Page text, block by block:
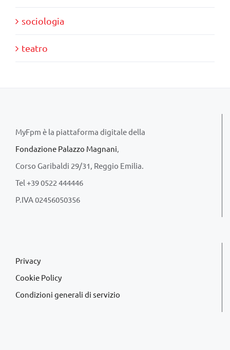
sociologia
teatro
MyFpm è la piattaforma digitale della
Fondazione Palazzo Magnani,
Corso Garibaldi 29/31, Reggio Emilia.
Tel +39 0522 444446
P.IVA 02456050356
Privacy
Cookie Policy
Condizioni generali di servizio